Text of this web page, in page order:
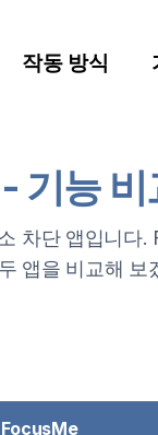
작동 방식
기능
차단 앱입니
앱을 비교해 보
FocusMe